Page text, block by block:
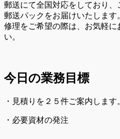
郵送にて全国対応をしており、
郵送パックをお届けいたします
修理をご希望の際は、お気軽に
い。
今日の業務目標
・見積りを２５件ご案内します
・必要資材の発注